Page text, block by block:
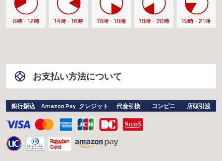
お支払い方法について
銀行振込 Amazon Pay クレジット 代金引換 コンビニ 店頭引渡